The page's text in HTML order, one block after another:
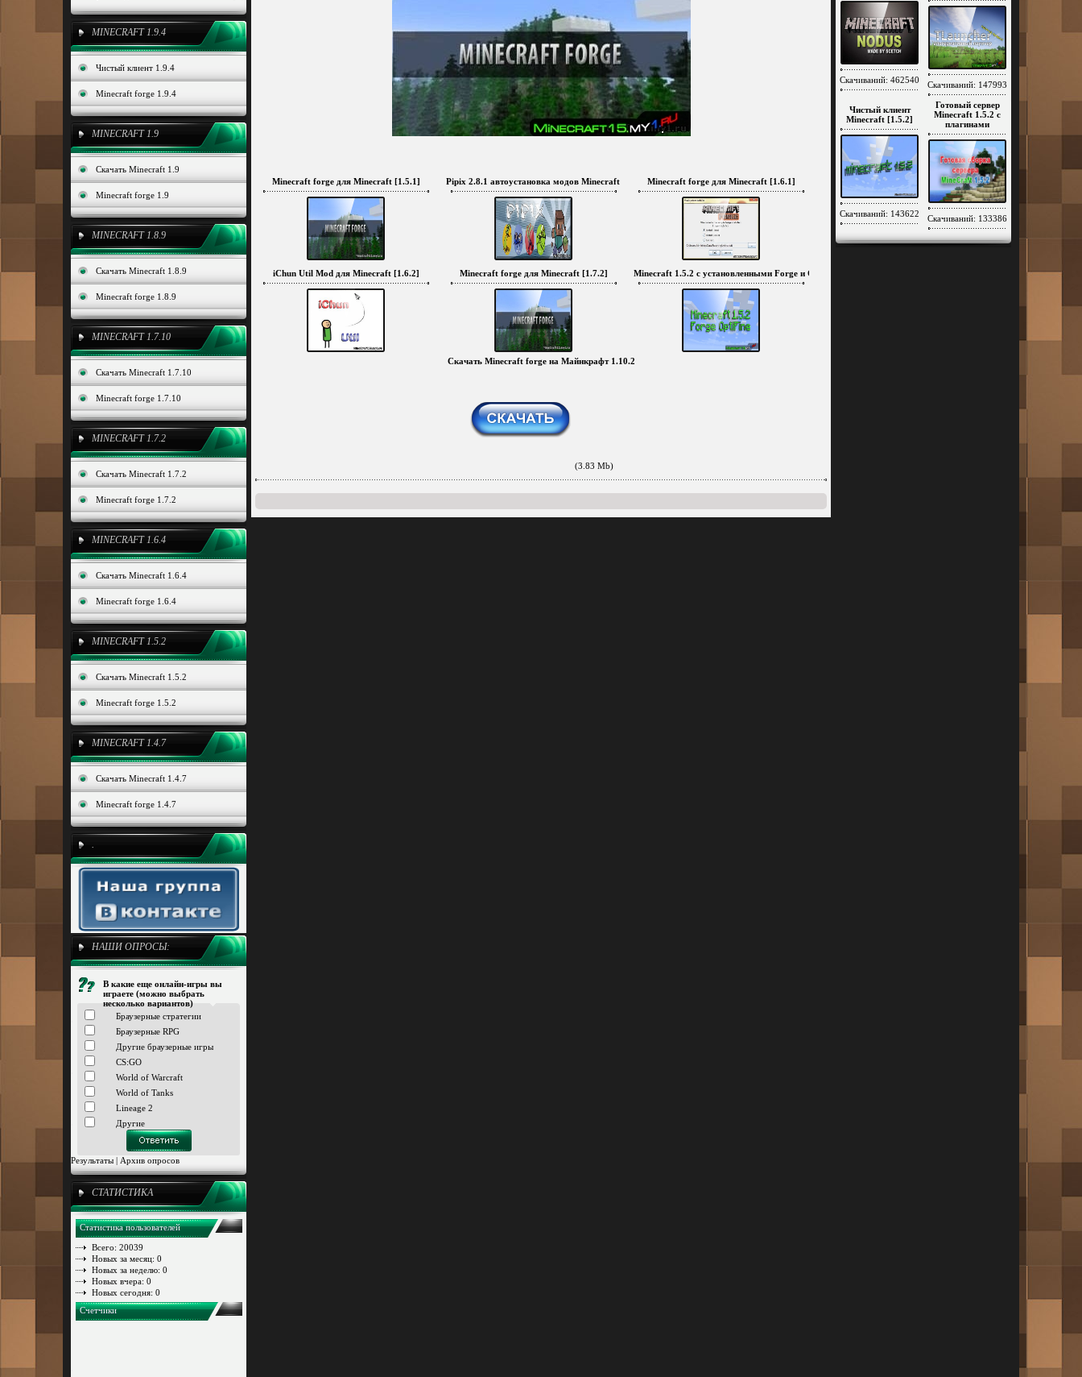
MINECRAFT 1.9.4
Чистый клиент 1.9.4
Minecraft forge 1.9.4
MINECRAFT 1.9
Скачать Minecraft 1.9
Minecraft forge 1.9
MINECRAFT 1.8.9
Скачать Minecraft 1.8.9
Minecraft forge 1.8.9
MINECRAFT 1.7.10
Скачать Minecraft 1.7.10
Minecraft forge 1.7.10
MINECRAFT 1.7.2
Скачать Minecraft 1.7.2
Minecraft forge 1.7.2
MINECRAFT 1.6.4
Скачать Minecraft 1.6.4
Minecraft forge 1.6.4
MINECRAFT 1.5.2
Скачать Minecraft 1.5.2
Minecraft forge 1.5.2
MINECRAFT 1.4.7
Скачать Minecraft 1.4.7
Minecraft forge 1.4.7
.
НАШИ ОПРОСЫ:
В какие еще онлайн-игры вы
играете (можно выбрать
несколько вариантов)
Браузерные стратегии
Браузерные RPG
Другие браузерные игры
CS:GO
World of Warcraft
World of Tanks
Lineage 2
Другие
Результаты | Архив опросов
СТАТИСТИКА
Статистика пользователей
Всего: 20039
Новых за месяц: 0
Новых за неделю: 0
Новых вчера: 0
Новых сегодня: 0
Счетчики
Скачиваний: 462540 Скачиваний: 147993
Чистый клиент
Minecraft [1.5.2]
Скачиваний: 143622
Готовый сервер
Minecraft 1.5.2 c
плагинами
Скачиваний: 133386
Minecraft forge для Minecraft [1.5.1] Pipix 2.8.1 автоустановка модов Minecraft 1.5.1, 1.5, 1.4.7, 1.4.6Minecraft forge для Minecraft [1.6.1]
iChun Util Mod для Minecraft [1.6.2] Minecraft forge для Minecraft [1.7.2] Minecraft 1.5.2 с установленными Forge и Optifine HD
Скачать Minecraft forge на Майнкрафт 1.10.2
(3.83 Mb)